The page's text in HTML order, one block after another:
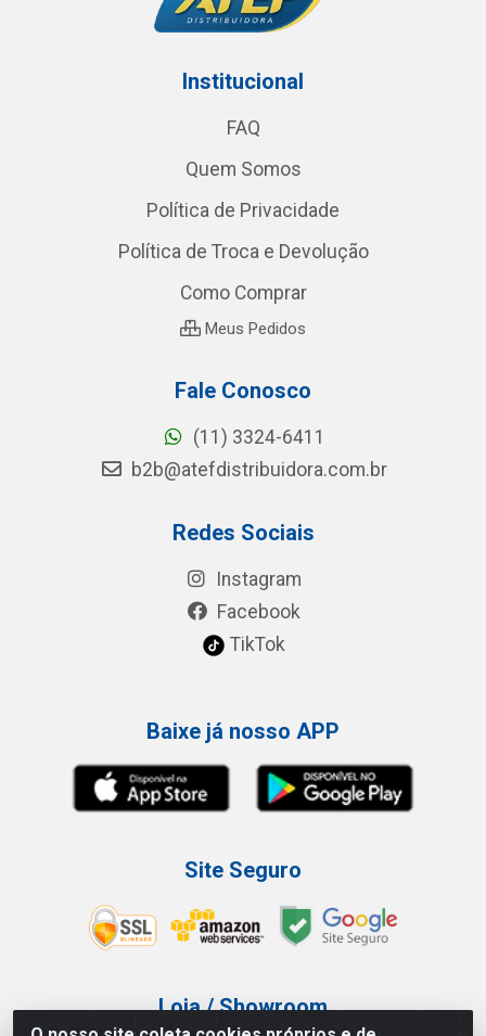
Institucional
FAQ
Quem Somos
Política de Privacidade
Política de Troca e Devolução
Como Comprar
Meus Pedidos
Fale Conosco
(11) 3324-6411
b2b@atefdistribuidora.com.br
Redes Sociais
Instagram
Facebook
TikTok
Baixe já nosso APP
Site Seguro
Loja / Showroom